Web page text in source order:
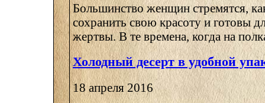
Большинство женщин стремятся,
сохранить свою красоту и готовы
жертвы. В те времена, когда на
Холодный десерт в удобной
18 апреля 2016